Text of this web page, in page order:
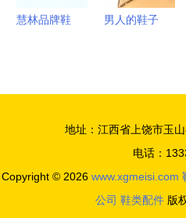
慧林品牌鞋
男人的鞋子
地址：江西省上饶市玉
电话：
Copyright © 2026 www.xgmeisi.com
公司 鞋类配件 版